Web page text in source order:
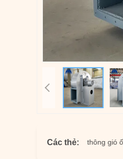
Các thẻ:
quạt thông gió ống gió